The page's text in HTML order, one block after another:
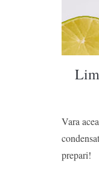
Vara
prepari!